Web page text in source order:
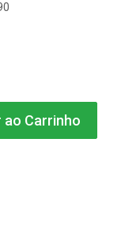
ao Carrinho